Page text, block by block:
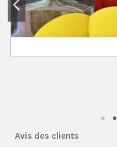
Avis des clients